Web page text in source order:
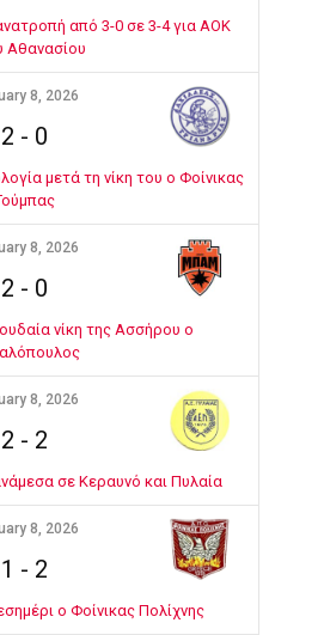
από 3-0 σε 3-4 για ΑΟΚ
Αθανασίου
8, 2026
2 - 0
μετά τη νίκη του ο Φοίνικας
8, 2026
2 - 0
νίκη της Ασσήρου ο
8, 2026
2 - 2
σε Κεραυνό και Πυλαία
8, 2026
1 - 2
ο Φοίνικας Πολίχνης